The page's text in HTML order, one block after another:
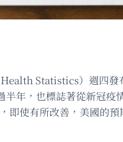
Statistics）週四發
年，也標誌著從新冠
即使有所改善，美國的